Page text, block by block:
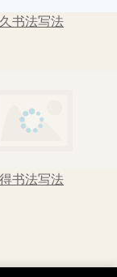
久书法写法
得书法写法